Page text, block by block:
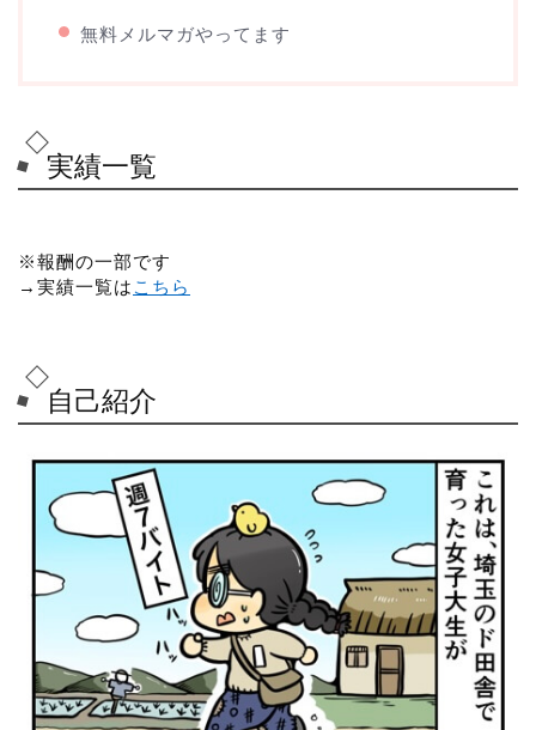
無料メルマガやってます
実績一覧
※報酬の一部です
→実績一覧は こちら
自己紹介